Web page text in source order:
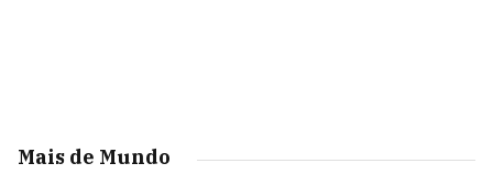
Mais de Mundo